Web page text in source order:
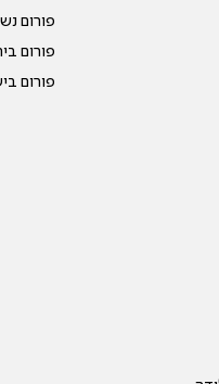
פורום
פורום
פורום